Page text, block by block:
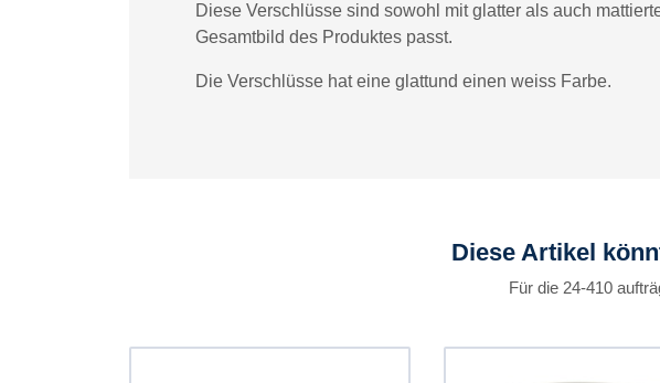
Diese Verschlüsse sind sowohl mit glatter als auch
Gesamtbild des Produktes passt.
Die Verschlüsse hat eine glattund einen weiss Farbe.
Diese Artikel
Für die 24-410